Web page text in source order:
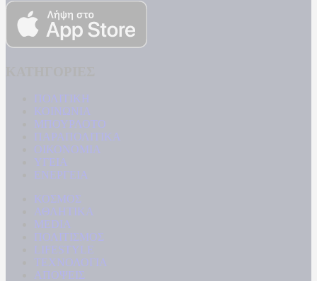
ΠΟΛΙΤΙΚΗ
ΚΟΙΝΩΝΙΑ
ΜΠΟΥΡΛΟΤΟ
ΠΑΡΑΠΟΛΙΤΙΚΑ
ΟΙΚΟΝΟΜΙΑ
ΥΓΕΙΑ
ΕΝΕΡΓΕΙΑ
ΚΟΣΜΟΣ
ΑΘΛΗΤΙΚΑ
MEDIA
ΠΟΛΙΤΙΣΜΟΣ
LIFESTYLE
ΤΕΧΝΟΛΟΓΙΑ
ΑΠΟΨΕΙΣ